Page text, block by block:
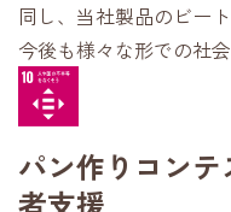
同し、当社製品のビー
今後も様々な形での社
パン作りコン
者支援